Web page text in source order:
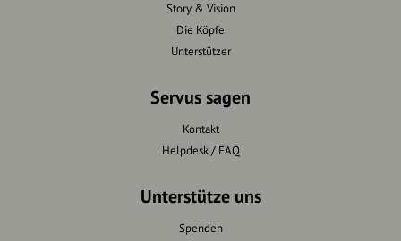
Story & Vision
Die Köpfe
Unterstützer
Servus sagen
Kontakt
Helpdesk / FAQ
Unterstütze uns
Spenden